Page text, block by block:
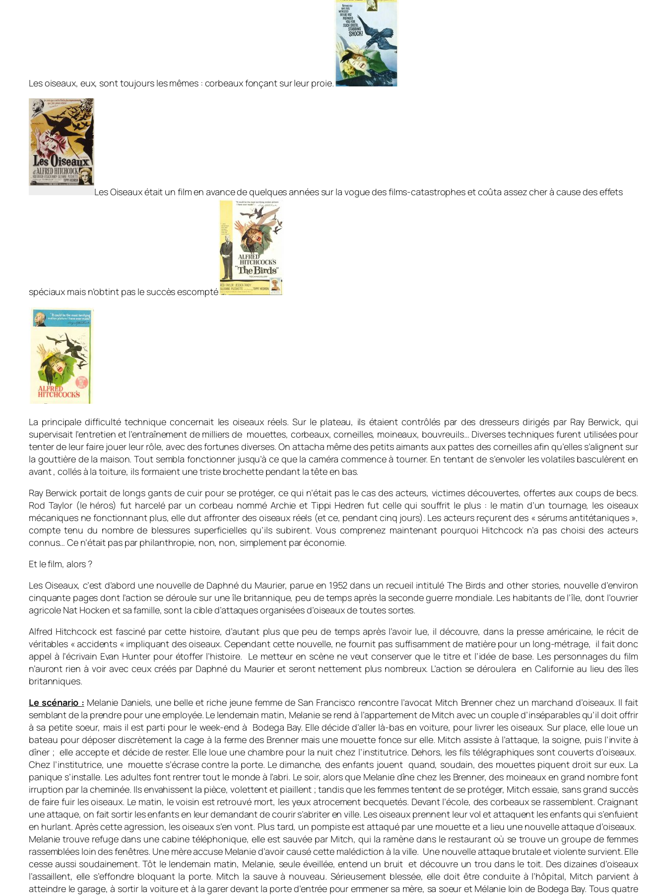
Les oiseaux, eux, sont toujours les mêmes : corbeaux fonçant sur leur proie.
Les Oiseauxétait un film en avance de quelques années sur la vogue des films-catastrophes et coûta assez cher à cause des effets
spéciaux mais n’obtint pas le succès escompté
La principale difficulté technique concernait les oiseaux réels. Sur le plateau, ils étaient contrôlés par des dresseurs dirigés par Ray Berwick, qui
supervisait l’entretien et l’entraînement de milliers de mouettes, corbeaux, corneilles, moineaux, bouvreuils… Diverses techniques furent utilisées pour
tenter de leur faire jouer leur rôle, avec des fortunes diverses. On attacha même des petits aimants aux pattes des corneilles afin qu’elles s’alignent sur
la gouttière de la maison. Tout sembla fonctionner jusqu’à ce que la caméra commence à tourner. En tentant de s’envoler les volatiles basculèrent en
avant , collés à la toiture, ils formaient une triste brochette pendant la tête en bas.
Ray Berwick portait de longs gants de cuir pour se protéger, ce qui n’était pas le cas des acteurs, victimes découvertes, offertes aux coups de becs.
Rod Taylor (le héros) fut harcelé par un corbeau nommé Archie et Tippi Hedren fut celle qui souffrit le plus : le matin d’un tournage, les oiseaux
mécaniques ne fonctionnant plus, elle dut affronter des oiseaux réels (et ce, pendant cinq jours). Les acteurs reçurent des « sérums antitétaniques »,
compte tenu du nombre de blessures superficielles qu’ils subirent. Vous comprenez maintenant pourquoi Hitchcock n’a pas choisi des acteurs
connus… Ce n’était pas par philanthropie, non, non, simplement par économie.
Et le film, alors ?
Les Oiseaux, c’est d’abord une nouvelle de Daphné du Maurier, parue en 1952 dans un recueil intitulé The Birds and other stories, nouvelle d’environ
cinquante pages dont l’action se déroule sur une île britannique, peu de temps après la seconde guerre mondiale. Les habitants de l’île, dont l’ouvrier
agricole Nat Hocken et sa famille, sont la cible d’attaques organisées d’oiseaux de toutes sortes.
Alfred Hitchcock est fasciné par cette histoire, d’autant plus que peu de temps après l’avoir lue, il découvre, dans la presse américaine, le récit de
véritables « accidents « impliquant des oiseaux. Cependant cette nouvelle, ne fournit pas suffisamment de matière pour un long-métrage, il fait donc
appel à l’écrivain Evan Hunter pour étoffer l’histoire. Le metteur en scène ne veut conserver que le titre et l’idée de base. Les personnages du film
n’auront rien à voir avec ceux créés par Daphné du Maurier et seront nettement plus nombreux. L’action se déroulera en Californie au lieu des îles
britanniques.
Le scénario : Melanie Daniels, une belle et riche jeune femme de San Francisco rencontre l’avocat Mitch Brenner chez un marchand d’oiseaux. Il fait
semblant de la prendre pour une employée. Le lendemain matin, Melanie se rend à l’appartement de Mitch avec un couple d’inséparables qu’il doit offrir
à sa petite soeur, mais il est parti pour le week-end à Bodega Bay. Elle décide d’aller là-bas en voiture, pour livrer les oiseaux. Sur place, elle loue un
bateau pour déposer discrètement la cage à la ferme des Brenner mais une mouette fonce sur elle. Mitch assiste à l’attaque, la soigne, puis l’invite à
dîner ; elle accepte et décide de rester. Elle loue une chambre pour la nuit chez l’institutrice. Dehors, les fils télégraphiques sont couverts d’oiseaux.
Chez l’institutrice, une mouette s’écrase contre la porte. Le dimanche, des enfants jouent quand, soudain, des mouettes piquent droit sur eux. La
panique s’installe. Les adultes font rentrer tout le monde à l’abri. Le soir, alors que Melanie dîne chez les Brenner, des moineaux en grand nombre font
irruption par la cheminée. Ils envahissent la pièce, volettent et piaillent ; tandis que les femmes tentent de se protéger, Mitch essaie, sans grand succès
de faire fuir les oiseaux. Le matin, le voisin est retrouvé mort, les yeux atrocement becquetés. Devant l’école, des corbeaux se rassemblent. Craignant
une attaque, on fait sortir les enfants en leur demandant de courir s’abriter en ville. Les oiseaux prennent leur vol et attaquent les enfants qui s’enfuient
en hurlant. Après cette agression, les oiseaux s’en vont. Plus tard, un pompiste est attaqué par une mouette et a lieu une nouvelle attaque d’oiseaux.
Melanie trouve refuge dans une cabine téléphonique, elle est sauvée par Mitch, qui la ramène dans le restaurant où se trouve un groupe de femmes
rassemblées loin des fenêtres. Une mère accuse Melanie d’avoir causé cette malédiction à la ville. Une nouvelle attaque brutale et violente survient. Elle
cesse aussi soudainement. Tôt le lendemain matin, Melanie, seule éveillée, entend un bruit et découvre un trou dans le toit. Des dizaines d’oiseaux
l’assaillent, elle s’effondre bloquant la porte. Mitch la sauve à nouveau. Sérieusement blessée, elle doit être conduite à l’hôpital, Mitch parvient à
atteindre le garage, à sortir la voiture et à la garer devant la porte d’entrée pour emmener sa mère, sa soeur et Mélanie loin de Bodega Bay. Tous quatre